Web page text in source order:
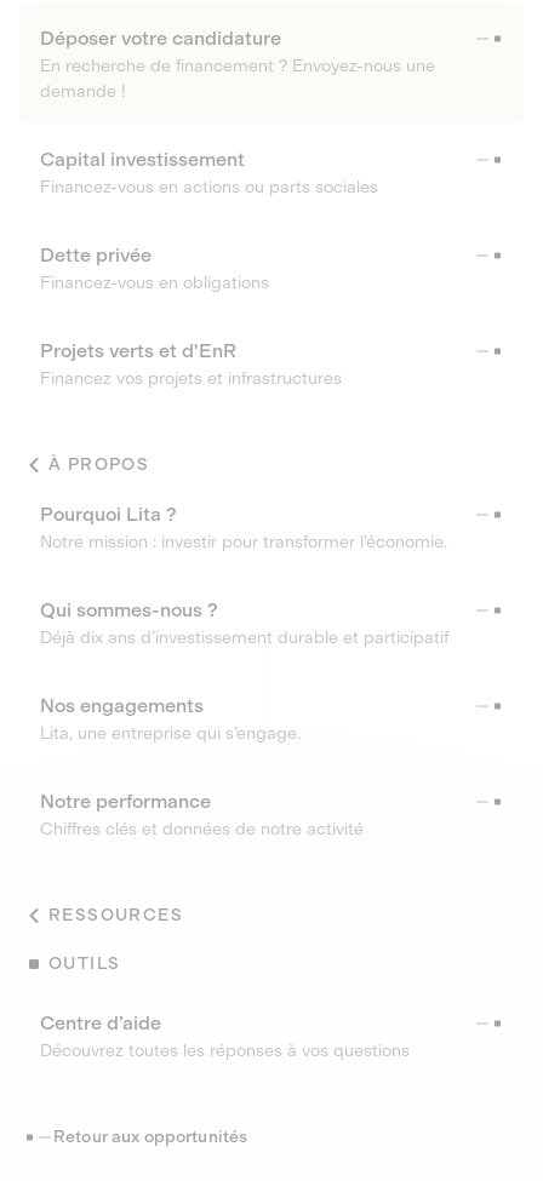
Déposer votre candidature
En recherche de financement ? Envoyez-nous une
demande !
Capital investissement
Financez-vous en actions ou parts sociales
Dette privée
Financez-vous en obligations
Projets verts et d'EnR
Financez vos projets et infrastructures
À PROPOS
Pourquoi Lita ?
Notre mission : investir pour transformer l’économie.
Qui sommes-nous ?
Déjà dix ans d’investissement durable et participatif
Nos engagements
Lita, une entreprise qui s’engage.
Notre performance
Chiffres clés et données de notre activité
RESSOURCES
OUTILS
Centre d’aide
Découvrez toutes les réponses à vos questions
Retour aux opportunités